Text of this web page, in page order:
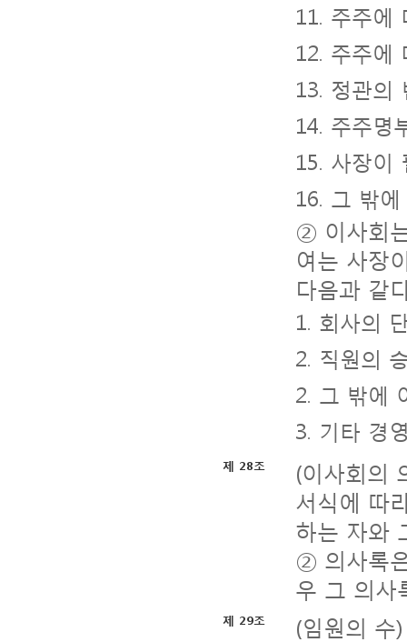
11. 주주에
12. 주주에
13. 정관의
14. 주주명
15. 사장이
16. 그 밖
② 이사회
여는 사장
다음과 같
1. 회사의
2. 직원의
2. 그 밖에
3. 기타 경
제 28조
(이사회의
서식에 따
하는 자와
② 의사록
우 그 의사
제 29조 (임원의 수